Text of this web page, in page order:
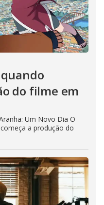
do filme em
Um Novo Dia O
a produção do